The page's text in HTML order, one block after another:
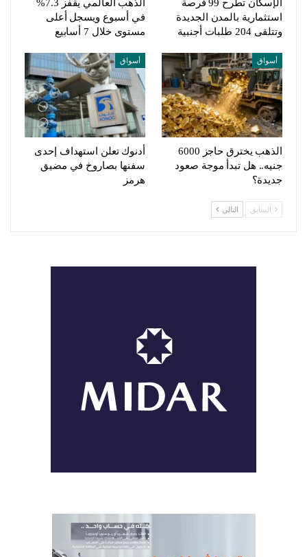
الإسكان تطرح 99 فرصة
استثمارية بالمدن الجديدة
وتتلقى 204 طلبات أجنبية
الذهب العالمي يقفز 7.3%
في أسبوع ويسجل أعلى
مستوى خلال 7 أسابيع
أسواق
الذهب يخترق حاجز 6000
جنيه.. هل تبدأ موجة صعود
جديدة؟
أسواق
أدنوك تعلن استهداف إحدى
سفنها بصاروخ في مضيق
هرمز
السابق التالي